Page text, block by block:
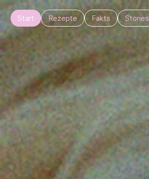
Start Rezepte Fakts Stories